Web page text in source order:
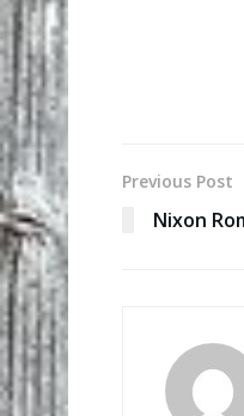
Previous Post
Nixon